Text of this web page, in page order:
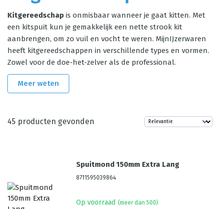
Kitgereedschap is onmisbaar wanneer je gaat kitten. Met
een kitspuit kun je gemakkelijk een nette strook kit
aanbrengen, om zo vuil en vocht te weren. MijnIJzerwaren
heeft kitgereedschappen in verschillende types en vormen.
Zowel voor de doe-het-zelver als de professional.
Meer weten
45 producten gevonden
Spuitmond 150mm Extra Lang
8711595039864
Op voorraad (meer dan 500)